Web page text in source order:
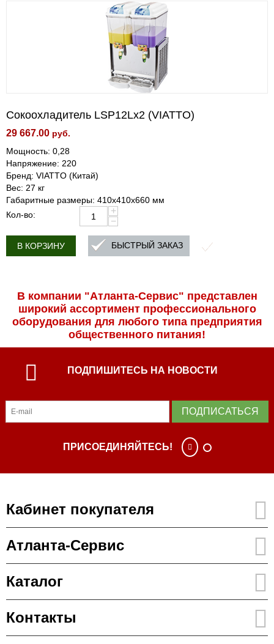
Сокоохладитель LSP12Lx2 (VIATTO)
29 667.00 руб.
Мощность: 0,28
Напряжение: 220
Бренд: VIATTO (Китай)
Вес: 27 кг
Габаритные размеры: 410x410x660 мм
Кол-во:
+
−
В КОРЗИНУ БЫСТРЫЙ ЗАКАЗ
В компании "Атланта-Сервис" представлен
широкий ассортимент профессиональ­ного
оборудования для любого типа предприятия
общественного питания!
ПОДПИШИТЕСЬ НА НОВОСТИ
ПОДПИСАТЬСЯ
ПРИСОЕДИНЯЙТЕСЬ!
Кабинет покупателя
Атланта-Сервис
Каталог
Контакты